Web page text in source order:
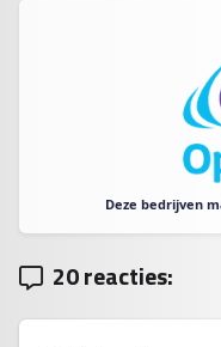
Deze bedrijven
20 reacties: